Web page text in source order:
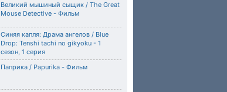
Великий мышиный сыщик / The Great
Mouse Detective - Фильм
Синяя капля: Драма ангелов / Blue
Drop: Tenshi tachi no gikyoku - 1
сезон, 1 серия
Паприка / Papurika - Фильм